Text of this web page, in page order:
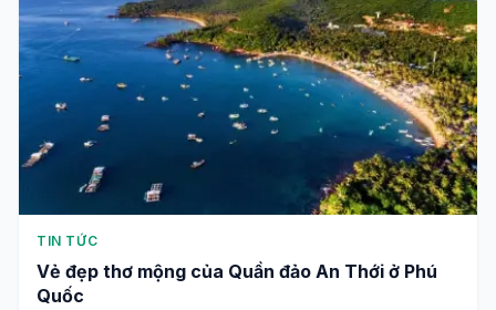
TIN TỨC
Khám phá Hòn Dừa hoang sơ tuyệt đẹp giữa
biển Phú Quốc
02/12/2025